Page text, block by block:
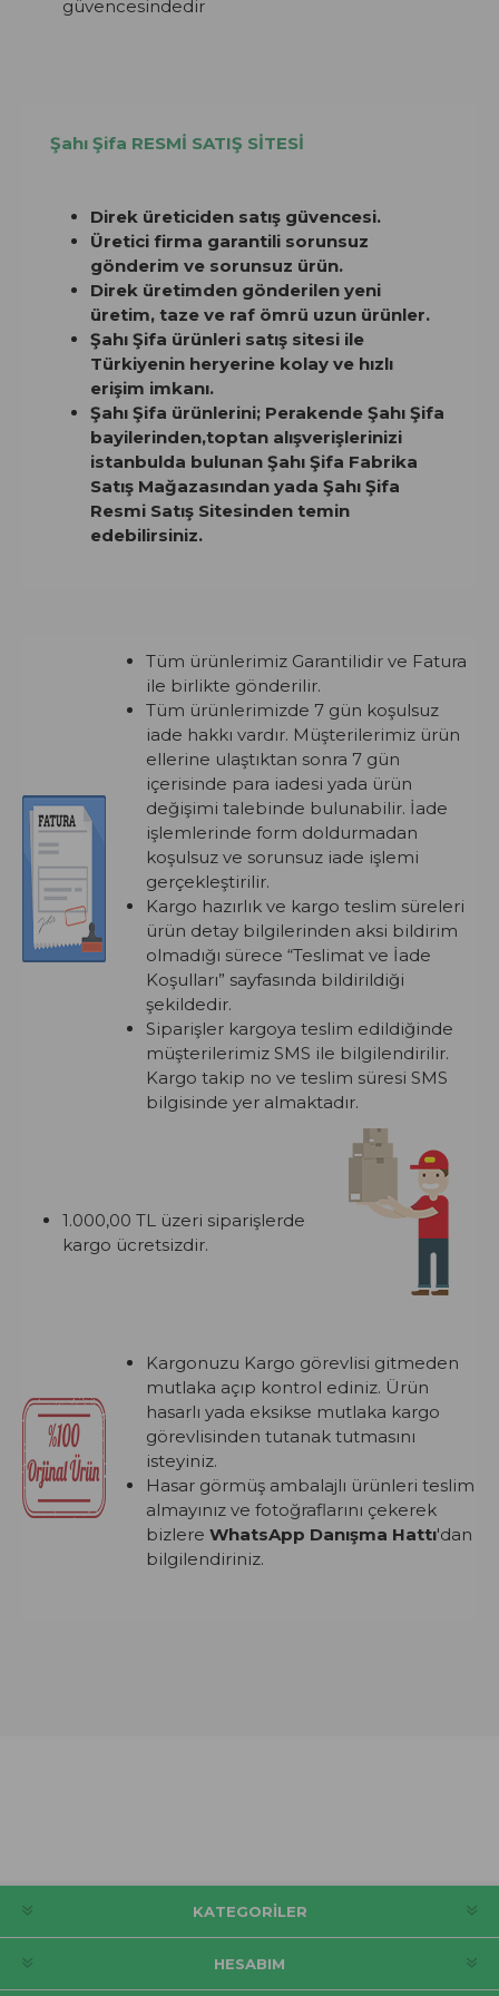
güvencesindedir
Şahı Şifa RESMİ SATIŞ SİTESİ
Direk üreticiden satış güvencesi.
Üretici firma garantili sorunsuz
gönderim ve sorunsuz ürün.
Direk üretimden gönderilen yeni
üretim, taze ve raf ömrü uzun ürünler.
Şahı Şifa ürünleri satış sitesi ile
Türkiyenin heryerine kolay ve hızlı
erişim imkanı.
Şahı Şifa ürünlerini; Perakende Şahı Şifa
bayilerinden,toptan alışverişlerinizi
istanbulda bulunan Şahı Şifa Fabrika
Satış Mağazasından yada Şahı Şifa
Resmi Satış Sitesinden temin
edebilirsiniz.
Tüm ürünlerimiz Garantilidir ve Fatura
ile birlikte gönderilir.
Tüm ürünlerimizde 7 gün koşulsuz
iade hakkı vardır. Müşterilerimiz ürün
ellerine ulaştıktan sonra 7 gün
içerisinde para iadesi yada ürün
değişimi talebinde bulunabilir. İade
işlemlerinde form doldurmadan
koşulsuz ve sorunsuz iade işlemi
gerçekleştirilir.
Kargo hazırlık ve kargo teslim süreleri
ürün detay bilgilerinden aksi bildirim
olmadığı sürece “Teslimat ve İade
Koşulları” sayfasında bildirildiği
şekildedir.
Siparişler kargoya teslim edildiğinde
müşterilerimiz SMS ile bilgilendirilir.
Kargo takip no ve teslim süresi SMS
bilgisinde yer almaktadır.
1.000,00 TL üzeri siparişlerde
kargo ücretsizdir.
Kargonuzu Kargo görevlisi gitmeden
mutlaka açıp kontrol ediniz. Ürün
hasarlı yada eksikse mutlaka kargo
görevlisinden tutanak tutmasını
isteyiniz.
Hasar görmüş ambalajlı ürünleri teslim
almayınız ve fotoğraflarını çekerek
bizlere WhatsApp Danışma Hattı'dan
bilgilendiriniz.
KATEGORILER
HESABIM